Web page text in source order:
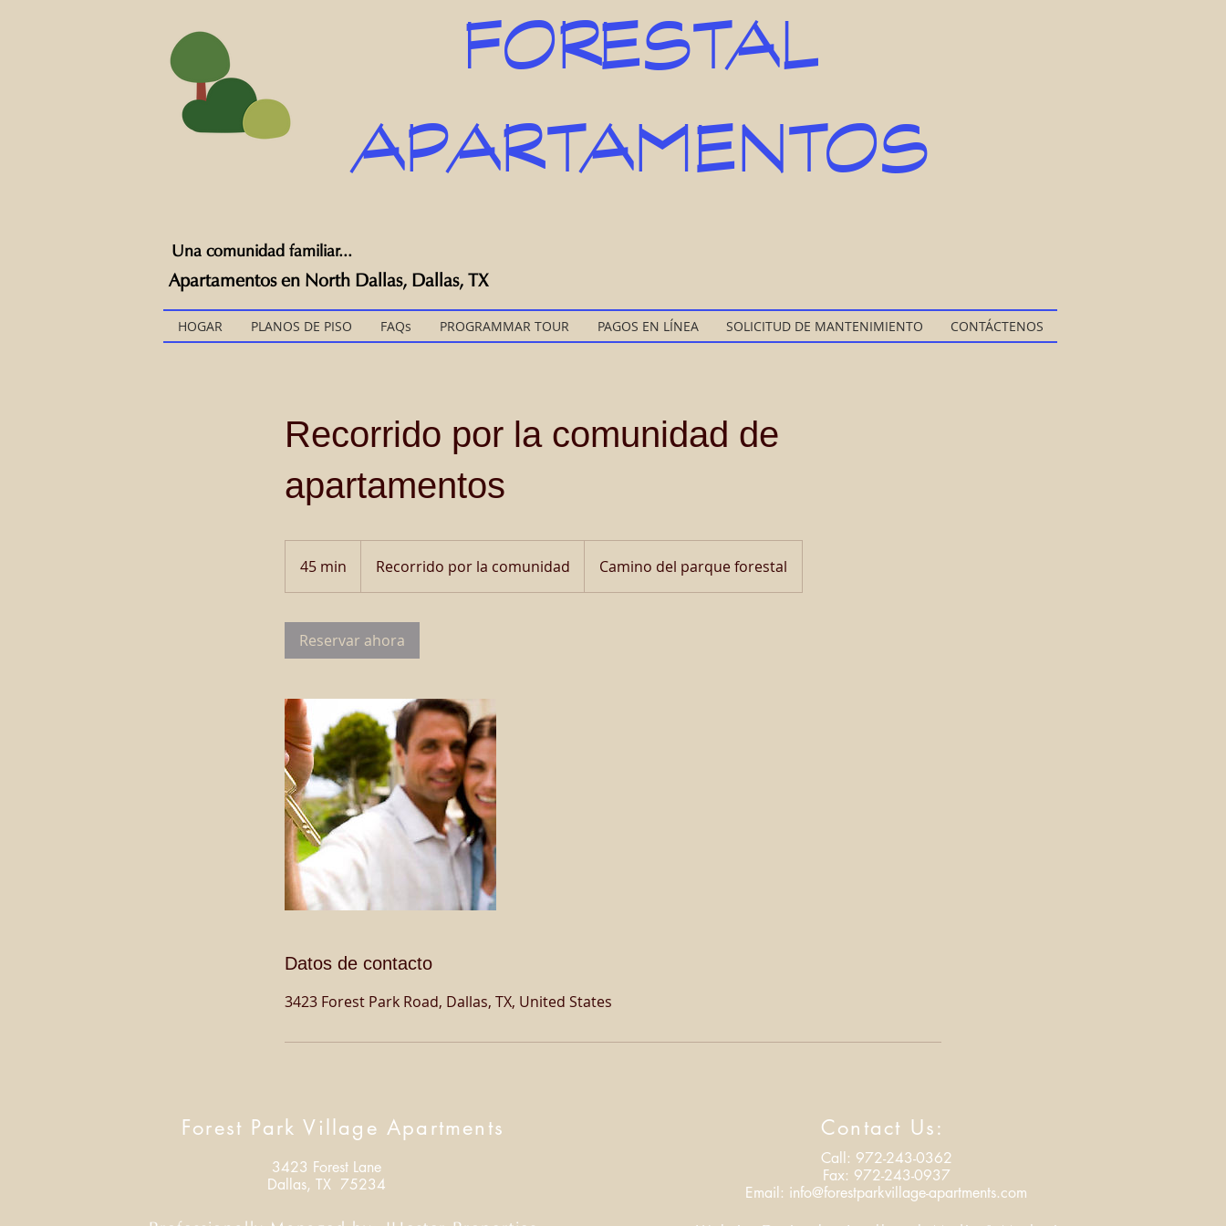
FORESTAL
APARTAMENTOS
Una comunidad familiar...
Apartamentos en North Dallas, Dallas, TX
HOGAR PLANOS DE PISO FAQs PROGRAMMAR TOUR PAGOS EN LÍNEA SOLICITUD DE MANTENIMIENTO CONTÁCTENOS
Recorrido por la comunidad de
apartamentos
45 min
5
i
Recorrido por la comunidad Camino del parque forestal
Reservar ahora
Datos de contacto
3423 Forest Park Road, Dallas, TX, United States
Forest Park Village Apartments
3423 Forest Lane
Dallas, TX 75234
Contact Us:
Call: 972-243-0362
Fax: 972-243-0937
Email: info@forestparkvillage-apartments.com